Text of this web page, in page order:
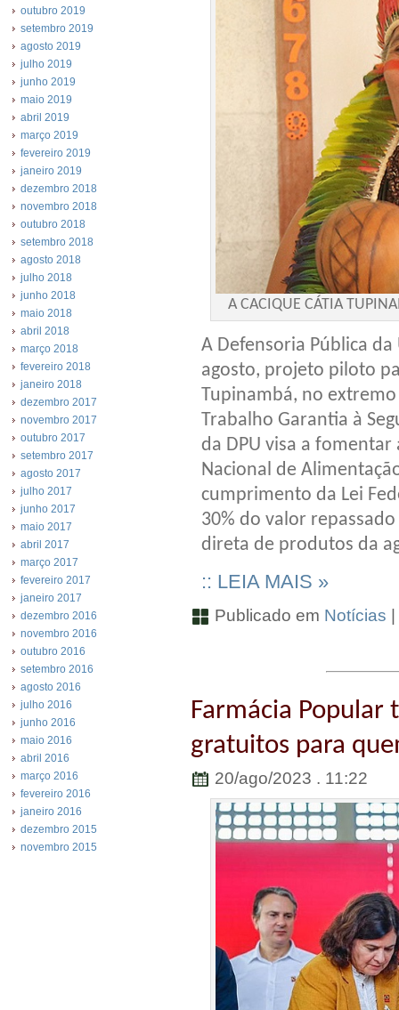
outubro 2019
setembro 2019
agosto 2019
julho 2019
junho 2019
maio 2019
abril 2019
março 2019
fevereiro 2019
janeiro 2019
dezembro 2018
novembro 2018
outubro 2018
setembro 2018
agosto 2018
julho 2018
junho 2018
maio 2018
abril 2018
março 2018
fevereiro 2018
janeiro 2018
dezembro 2017
novembro 2017
outubro 2017
setembro 2017
agosto 2017
julho 2017
junho 2017
maio 2017
abril 2017
março 2017
fevereiro 2017
janeiro 2017
dezembro 2016
novembro 2016
outubro 2016
setembro 2016
agosto 2016
julho 2016
junho 2016
maio 2016
abril 2016
março 2016
fevereiro 2016
janeiro 2016
dezembro 2015
novembro 2015
A CACIQUE CÁTIA
A Defensoria Pública
agosto, projeto piloto
Tupinambá, no
Trabalho Garantia à
da DPU visa a
Nacional de
cumprimento da Lei
30% do valor
direta de produtos da
:: LEIA MAIS »
Publicado em Notícias
Farmácia Popular
gratuitos para
20/ago/2023 . 11:22